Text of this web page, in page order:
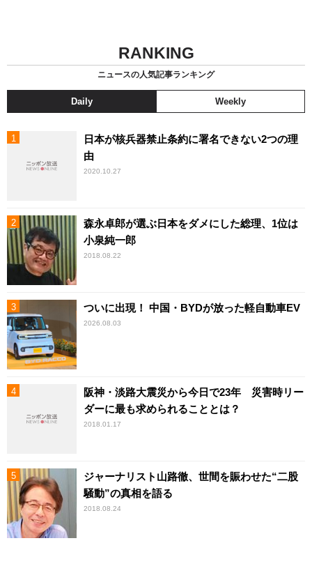
RANKING
ニュースの人気記事ランキング
Daily Weekly
日本が核兵器禁止条約に署名できない2つの理
由
2020.10.27
森永卓郎が選ぶ日本をダメにした総理、1位は
小泉純一郎
2018.08.22
ついに出現！ 中国・BYDが放った軽自動車EV
2026.08.03
阪神・淡路大震災から今日で23年 災害時リー
ダーに最も求められることとは？
2018.01.17
ジャーナリスト山路徹、世間を賑わせた“二股
騒動”の真相を語る
2018.08.24